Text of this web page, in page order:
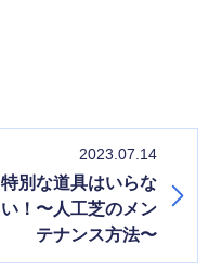
2023.07.14
特別な道具はいらな
い！〜人工芝のメン
テナンス方法〜